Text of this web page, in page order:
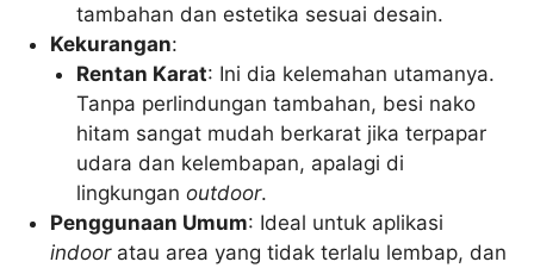
tambahan dan estetika sesuai desain.
Kekurangan:
Rentan Karat: Ini dia kelemahan utamanya.
Tanpa perlindungan tambahan, besi nako
hitam sangat mudah berkarat jika terpapar
udara dan kelembapan, apalagi di
lingkunganoutdoor.
Penggunaan Umum: Ideal untuk aplikasi
indooratau area yang tidak terlalu lembap, dan